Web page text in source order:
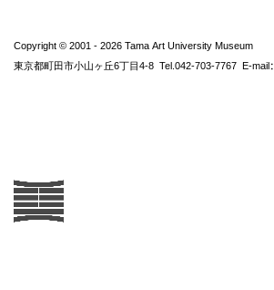
Copyright © 2001 - 2026 Tama Art University Museum
東京都町田市小山ヶ丘6丁目4-8 Tel.042-703-7767 E-mail: